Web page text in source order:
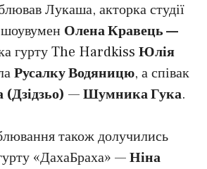
Лукаша, акторка студії
Олена Кравець —
гурту The Hardkiss Юлія
Русалку Водяницю, а співак
—Шумника Гука.
також долучились
«ДахаБраха» —Ніна